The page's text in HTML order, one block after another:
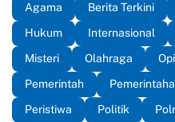
Agama Berita Terkini
Hukum
Internasional
Misteri
Olahraga
Pemerintah
Peristiwa
Politik